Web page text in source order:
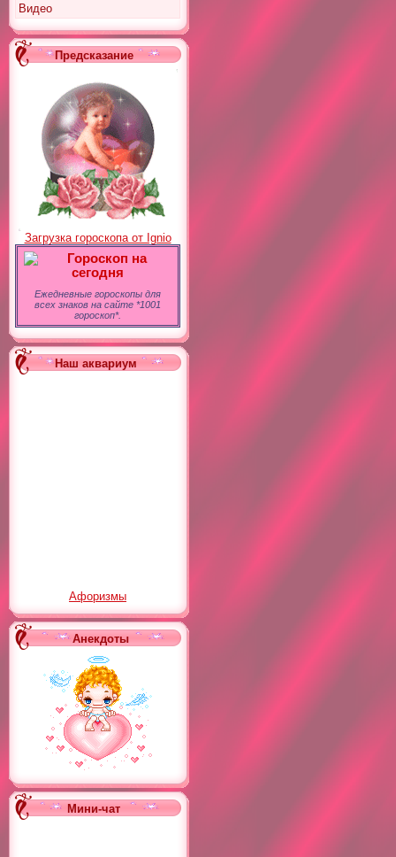
Видео
Предсказание
Загрузка гороскопа от Ignio
Гороскоп на
сегодня
Ежедневные гороскопы для
всех знаков на сайте *1001
гороскоп*.
Наш аквариум
Афоризмы
Анекдоты
Мини-чат